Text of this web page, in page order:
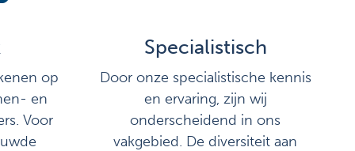
op
en
Voor
Specialistisch
Door onze specialistische kennis
en ervaring, zijn wij
onderscheidend in ons
vakgebied. De diversiteit aan